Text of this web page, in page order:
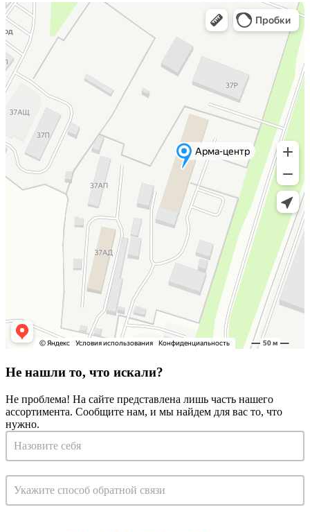
Не нашли то, что искали?
Не проблема! На сайте представлена лишь часть нашего
ассортимента. Сообщите нам, и мы найдем для вас то, что
нужно.
Запрос
на
консультацию